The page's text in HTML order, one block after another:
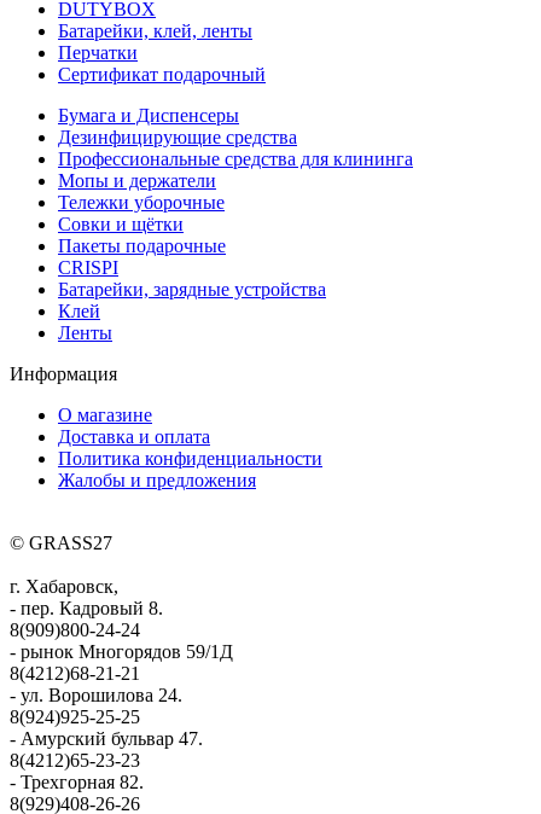
DUTYBOX
Батарейки, клей, ленты
Перчатки
Сертификат подарочный
Бумага и Диспенсеры
Дезинфицирующие средства
Профессиональные средства для клининга
Мопы и держатели
Тележки уборочные
Совки и щётки
Пакеты подарочные
CRISPI
Батарейки, зарядные устройства
Клей
Ленты
Информация
О магазине
Доставка и оплата
Политика конфиденциальности
Жалобы и предложения
© GRASS27
г. Хабаровск,
- пер. Кадровый 8.
8(909)800-24-24
- рынок Многорядов 59/1Д
8(4212)68-21-21
- ул. Ворошилова 24.
8(924)925-25-25
- Амурский бульвар 47.
8(4212)65-23-23
- Трехгорная 82.
8(929)408-26-26